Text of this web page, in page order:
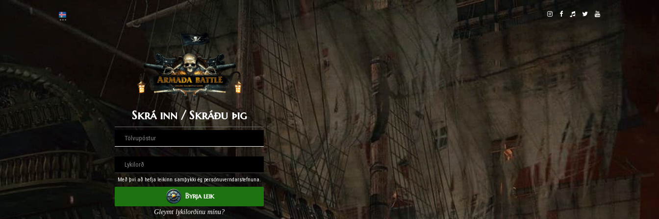
Skrá inn / Skráðu þig
Með því að hefja leikinn samþykki ég persónuverndarstefnuna.
Byrja leik
Gleymt lykilorðinu mínu?